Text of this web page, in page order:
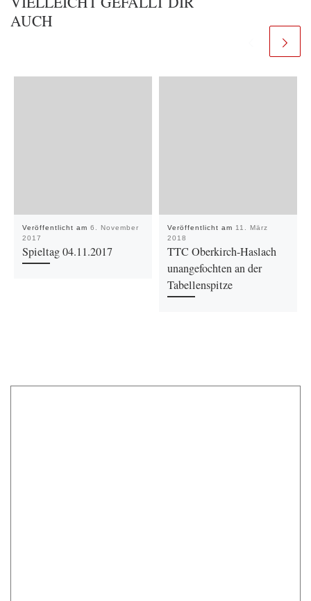
AUCH
Veröffentlicht am 6. November
2017
Spieltag 04.11.2017
Veröffentlicht am 11. März
2018
TTC Oberkirch-Haslach
unangefochten an der
Tabellenspitze